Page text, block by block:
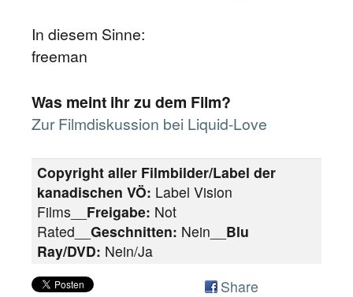
In diesem Sinne:
freeman
Was meint ihr zu dem Film?
Zur Filmdiskussion bei Liquid-Love
Copyright aller Filmbilder/Label der
kanadischen VÖ: Label Vision
Films__ Freigabe: Not
Rated__ Geschnitten: Nein__ Blu
Ray/DVD: Nein/Ja
Share